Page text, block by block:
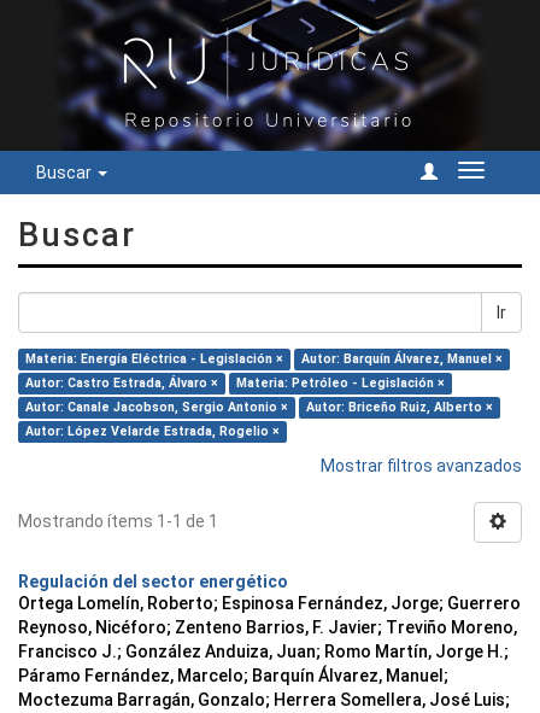
Buscar
Cambiar
Buscar
Ir
Materia: Energía Eléctrica - Legislación ×
Autor: Barquín Álvarez, Manuel ×
Autor: Castro Estrada, Álvaro ×
Materia: Petróleo - Legislación ×
Autor: Canale Jacobson, Sergio Antonio ×
Autor: Briceño Ruiz, Alberto ×
Autor: López Velarde Estrada, Rogelio ×
Mostrar filtros avanzados
Mostrando ítems 1-1 de 1
Regulación del sector energético
Ortega Lomelín, Roberto; Espinosa Fernández, Jorge; Guerrero
Reynoso, Nicéforo; Zenteno Barrios, F. Javier; Treviño Moreno,
Francisco J.; González Anduiza, Juan; Romo Martín, Jorge H.;
Páramo Fernández, Marcelo; Barquín Álvarez, Manuel;
Moctezuma Barragán, Gonzalo; Herrera Somellera, José Luis;